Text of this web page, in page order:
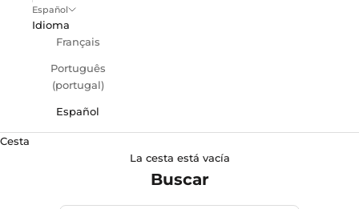
Español
Idioma
Français
Português
(portugal)
Español
Cesta
La cesta está vacía
Buscar